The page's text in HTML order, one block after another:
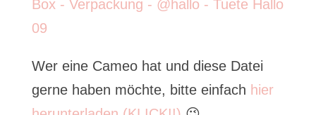
Wer eine Cameo hat und diese Datei
gerne haben möchte, bitte einfach hier